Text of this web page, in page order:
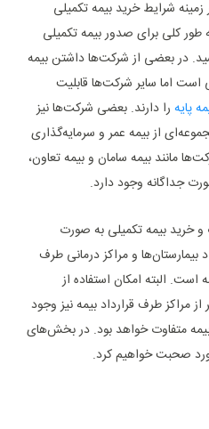
شرایط خرید بیمه تکمیلی
طور کلی برای صدور بیمه تکمیلی
داشته باشید. در بعضی از شرکت‌ها داشتن بیمه
است اما سایر شرکت‌ها قابلیت
پایه را دارند. بعضی شرکت‌ها نیز
از بیمه عمر و سرمایه‌گذاری
مانند بیمه سامان و بیمه تعاون،
جداگانه وجود دارد.
و خرید بیمه تکمیلی به صورت
بیمارستان‌ها و مراکز درمانی طرف
البته امکان استفاده از
مراکز طرف قرارداد بیمه نیز وجود
متفاوت خواهد بود. در بخش‌های
صحبت خواهیم کرد.